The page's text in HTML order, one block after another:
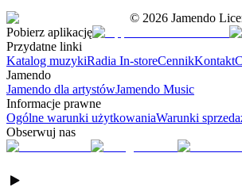
© 2026 Jamendo
Pobierz aplikację
Przydatne linki
Katalog muzykiRadia In-storeCennikKontakt
Jamendo
Jamendo dla artystówJamendo Music
Informacje prawne
Ogólne warunki użytkowaniaWarunki
Obserwuj nas